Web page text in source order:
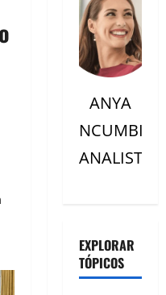
ANYA
NCUMBI
ANALISTC
EXPLORAR
TÓPICOS